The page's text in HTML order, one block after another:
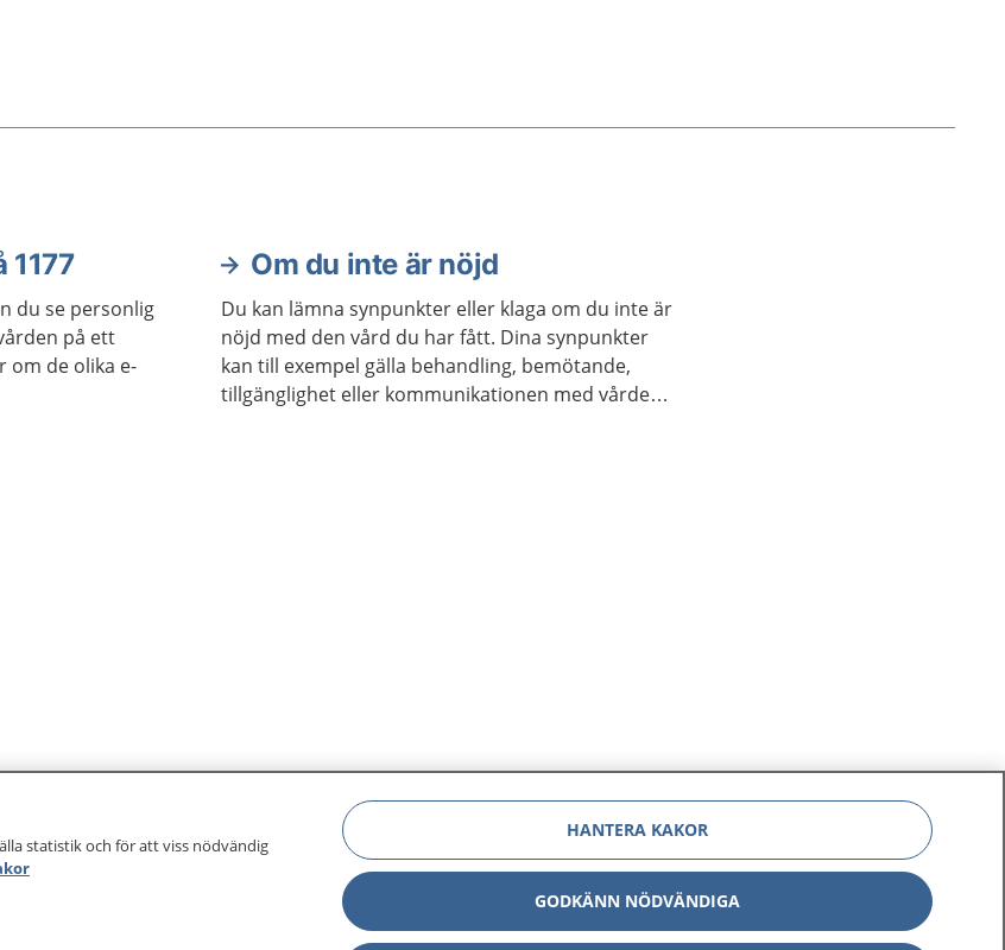
1177
du se personlig
på ett
om de olika e-
Om du inte är nöjd
Du kan lämna synpunkter eller klaga om du inte är
nöjd med den vård du har fått. Dina synpunkter
kan till exempel gälla behandling, bemötande,
tillgänglighet eller kommunikationen med vården.
statistik och för att viss nödvändig
HANTERA KAKOR
GODKÄNN NÖDVÄNDIGA